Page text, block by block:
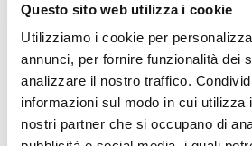
Questo sito web utilizza i cookie
Utilizziamo i cookie per
annunci, per fornire funzionalità dei
analizzare il nostro traffico.
informazioni sul modo in cui utilizza
nostri partner che si occupano di
- dalle ore 23.00 "Sarsina di
Capodanno in Piazza Plauto:
JBees in concerto, brindisi di
spettacolo con i fuochi
Evento organizzato da Proloco
collaborazione con il Comune di